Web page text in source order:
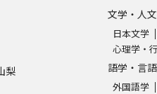
梨
文学・人
日本文学
心理学・
語学・言
外国語学